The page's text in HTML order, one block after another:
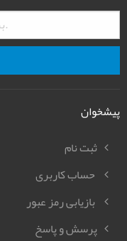
پیشخوان
ثبت نام
حساب کاربری
بازیابی رمز عبور
پرسش و پاسخ